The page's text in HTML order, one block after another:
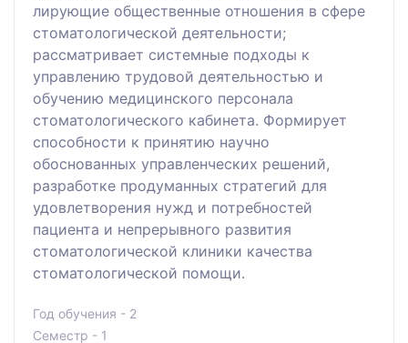
лирующие общественные отношения в сфере
стоматологической деятельности;
рассматривает системные подходы к
управлению трудовой деятельностью и
обучению медицинского персонала
стоматологического кабинета. Формирует
способности к принятию научно
обоснованных управленческих решений,
разработке продуманных стратегий для
удовлетворения нужд и потребностей
пациента и непрерывного развития
стоматологической клиники качества
стоматологической помощи.
Год обучения - 2
Семестр - 1